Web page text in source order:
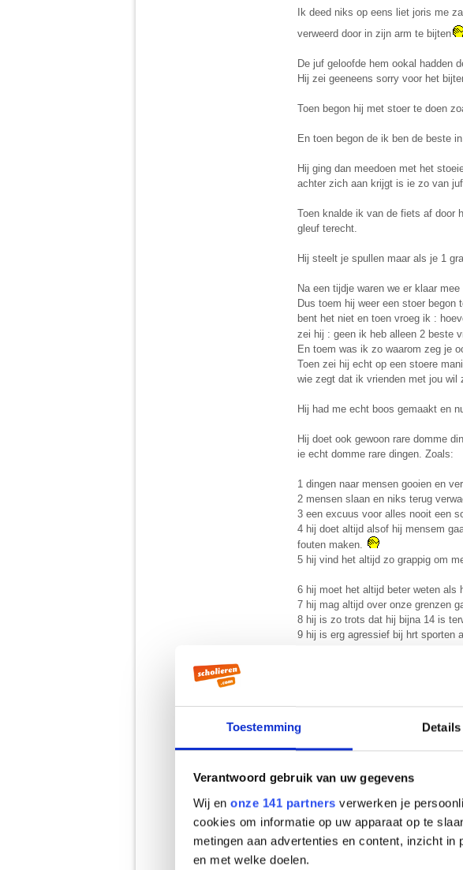
Toestemming Details
Verantwoord gebruik van uw gegevens
Wij en onze 141 partners verwerken je
cookies om informatie op uw apparaat op te
metingen aan advertenties en content, inzicht
en met welke doelen.
Ik deed niks op eens liet joris me
verweerd door in zijn arm te bijten
De juf geloofde hem ookal hadden
Hij zei geeneens sorry voor het
Toen begon hij met stoer te doen
En toen begon de ik ben de beste
Hij ging dan meedoen met het
achter zich aan krijgt is ie zo van
Toen knalde ik van de fiets af door
gleuf terecht.
Hij steelt je spullen maar als je 1
Na een tijdje waren we er klaar
Dus toem hij weer een stoer
bent het niet en toen vroeg ik :
zei hij : geen ik heb alleen 2 beste
En toem was ik zo waarom zeg je
Toen zei hij echt op een stoere
wie zegt dat ik vrienden met jou wil
Hij had me echt boos gemaakt en
Hij doet ook gewoon rare domme
ie echt domme rare dingen. Zoals:
1 dingen naar mensen gooien en
2 mensen slaan en niks terug
3 een excuus voor alles nooit een
4 hij doet altijd alsof hij mensem
fouten maken.
5 hij vind het altijd zo grappig om
6 hij moet het altijd beter weten als
7 hij mag altijd over onze grenzen
8 hij is zo trots dat hij bijna 14 is
9 hij is erg agressief bij hrt sporten
11 hij heeft als een grapje bij mij
een karate kick gedaan en toen is
tand door de lip
12 steeds als we zeggen waarom
dat ie het zelf al wist maar waarom
Even tussendoor ik weet dat ik
echt een paar klappen willen geven.